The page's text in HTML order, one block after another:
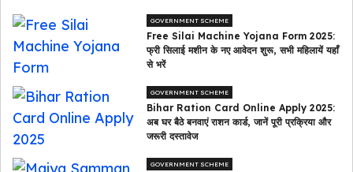
GOVERNMENT SCHEME
Free Silai Machine Yojana Form 2025:
फ्री सिलाई मशीन के नए आवेदन शुरू, सभी महिलायें यहाँ
से भरें
GOVERNMENT SCHEME
Bihar Ration Card Online Apply 2025:
अब घर बैठे बनवाएं राशन कार्ड, जानें पूरी प्रक्रिया और
जरूरी दस्तावेज
GOVERNMENT SCHEME